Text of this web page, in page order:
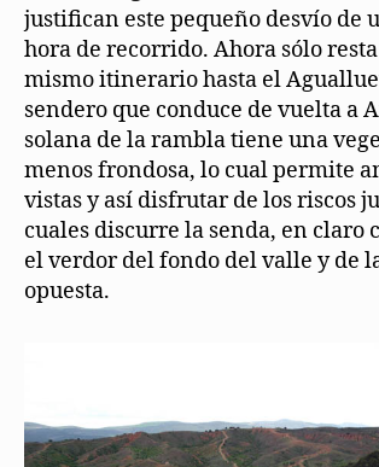
justifican este pequeño desvío de
hora de recorrido. Ahora sólo
mismo itinerario hasta el
sendero que conduce de vuelta a
solana de la rambla tiene una
menos frondosa, lo cual permite
vistas y así disfrutar de los riscos
cuales discurre la senda, en claro
el verdor del fondo del valle y de
opuesta.